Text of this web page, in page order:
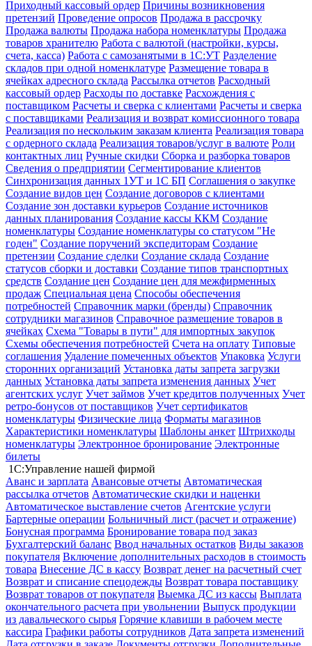
Приходный кассовый ордер Причины возникновения
претензий Проведение опросов Продажа в рассрочку
Продажа валюты Продажа набора номенклатуры Продажа
товаров хранителю Работа с валютой (настройки, курсы,
счета, касса) Работа с самозанятыми в 1С:УТ Разделение
складов при одной номенклатуре Размещение товара в
ячейках адресного склада Рассылка отчетов Расходный
кассовый ордер Расходы по доставке Расхождения с
поставщиком Расчеты и сверка с клиентами Расчеты и сверка
с поставщиками Реализация и возврат комиссионного товара
Реализация по нескольким заказам клиента Реализация товара
с ордерного склада Реализация товаров/услуг в валюте Роли
контактных лиц Ручные скидки Сборка и разборка товаров
Сведения о предприятии Сегментирование клиентов
Синхронизация данных 1УТ и 1С БП Соглашения о закупке
Создание видов цен Создание договоров с клиентами
Создание зон доставки курьеров Создание источников
данных планирования Создание кассы ККМ Создание
номенклатуры Создание номенклатуры со статусом "Не
годен" Создание поручений экспедиторам Создание
претензии Создание сделки Создание склада Создание
статусов сборки и доставки Создание типов транспортных
средств Создание цен Создание цен для межфирменных
продаж Специальная цена Способы обеспечения
потребностей Справочник марки (бренды) Справочник
сотрудники магазинов Справочное размещение товаров в
ячейках Схема "Товары в пути" для импортных закупок
Схемы обеспечения потребностей Счета на оплату Типовые
соглашения Удаление помеченных объектов Упаковка Услуги
сторонних организаций Установка даты запрета загрузки
данных Установка даты запрета изменения данных Учет
агентских услуг Учет займов Учет кредитов полученных Учет
ретро-бонусов от поставщиков Учет сертификатов
номенклатуры Физические лица Форматы магазинов
Характеристики номенклатуры Шаблоны анкет Штрихкоды
номенклатуры Электронное бронирование Электронные
билеты
1С:Управление нашей фирмой
Аванс и зарплата Авансовые отчеты Автоматическая
рассылка отчетов Автоматические скидки и наценки
Автоматическое выставление счетов Агентские услуги
Бартерные операции Больничный лист (расчет и отражение)
Бонусная программа Бронирование товара под заказ
Бухгалтерский баланс Ввод начальных остатков Виды заказов
покупателя Включение дополнительных расходов в стоимость
товара Внесение ДС в кассу Возврат денег на расчетный счет
Возврат и списание спецодежды Возврат товара поставщику
Возврат товаров от покупателя Выемка ДС из кассы Выплата
окончательного расчета при увольнении Выпуск продукции
из давальческого сырья Горячие клавиши в рабочем месте
кассира Графики работы сотрудников Дата запрета изменений